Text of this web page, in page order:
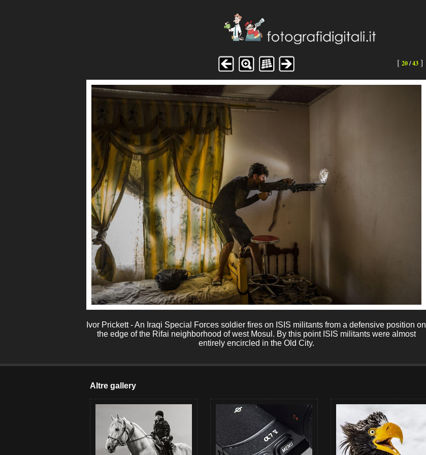
[ 20/43]
Ivor Prickett - An Iraqi Special Forces soldier fires on ISIS militants from a defensive position on
the edge of the Rifai neighborhood of west Mosul. By this point ISIS militants were almost
entirely encircled in the Old City.
Altre gallery